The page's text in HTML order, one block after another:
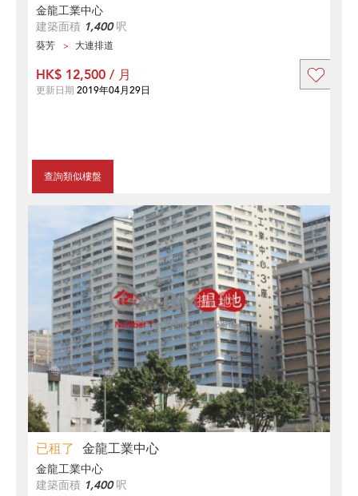
金龍工業中心
建築面積 1,400呎
葵芳 大連排道
查詢類似樓盤
HK$ 12,500 / 月
更新日期 2019年04月29日
已租了 金龍工業中心
金龍工業中心
建築面積 1,400呎